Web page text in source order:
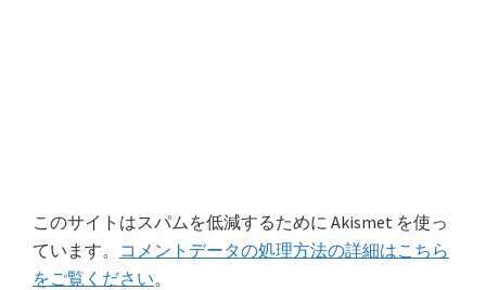
このサイトはスパムを低減するために Akismet を使っ
ています。 コメントデータの処理方法の詳細はこちら
をご覧ください。